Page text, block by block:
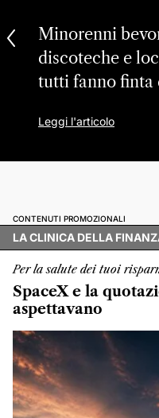
Minorenni
discoteche e
tutti fanno finta
Leggi l'articolo
CONTENUTI PROMOZIONALI
LA CLINICA DELLA
Per la salute dei tuoi
SpaceX e la
aspettavano